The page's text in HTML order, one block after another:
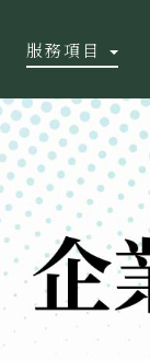
服務項目